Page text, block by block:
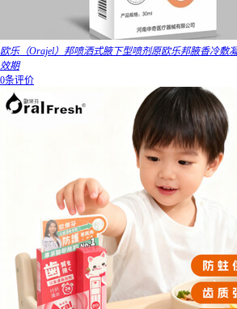
欧乐（Orajel）邦喷洒式腋下型喷剂原欧乐邦腋香冷敷
效期
0条评价